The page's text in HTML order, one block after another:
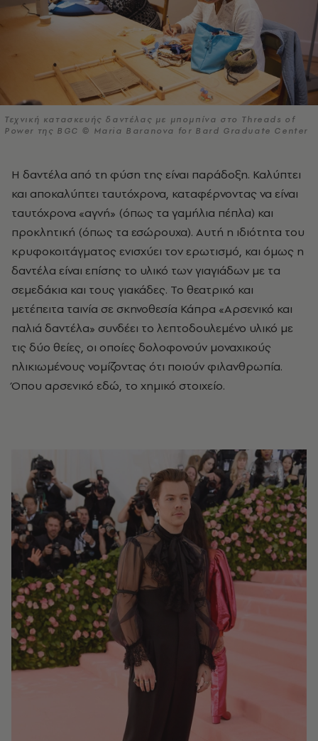
Τεχνική κατασκευής δαντέλας με μπομπίνα στο Threads of
Power της BGC © Maria Baranova for Bard Graduate Center
Η δαντέλα από τη φύση της είναι παράδοξη. Καλύπτει
και αποκαλύπτει ταυτόχρονα, καταφέρνοντας να είναι
ταυτόχρονα «αγνή» (όπως τα γαμήλια πέπλα) και
προκλητική (όπως τα εσώρουχα). Αυτή η ιδιότητα του
κρυφοκοιτάγματος ενισχύει τον ερωτισμό, και όμως η
δαντέλα είναι επίσης το υλικό των γιαγιάδων με τα
σεμεδάκια και τους γιακάδες. Το θεατρικό και
μετέπειτα ταινία σε σκηνοθεσία Κάπρα «Αρσενικό και
παλιά δαντέλα» συνδέει το λεπτοδουλεμένο υλικό με
τις δύο θείες, οι οποίες δολοφονούν μοναχικούς
ηλικιωμένους νομίζοντας ότι ποιούν φιλανθρωπία.
Όπου αρσενικό εδώ, το χημικό στοιχείο.